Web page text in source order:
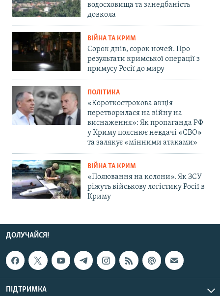
водосховища та занедбаність
довкола
ВІЙНА ТА КРИМ
Сорок днів, сорок ночей. Про
результати кримської операції з
примусу Росії до миру
ПОЛІТИКА
«Короткострокова акція
перетворилася на війну на
виснаження»: Як пропаганда РФ
у Криму пояснює невдачі «СВО»
та залякує «мінними атаками»
ВІЙНА ТА КРИМ
«Полювання на колони». Як ЗСУ
ріжуть військову логістику Росії в
Криму
ДОЛУЧАЙСЯ!
ПІДТРИМКА